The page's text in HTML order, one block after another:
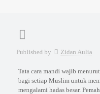
Published by Zidan Aulia
Tata cara mandi wajib
bagi setiap Muslim untuk
mengalami hadas besar.